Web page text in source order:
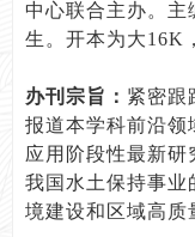
中心联合主办。
生。开本为大16K
办刊宗旨： 紧密跟
报道本学科前沿领
应用阶段性最新研
我国水土保持事业
境建设和区域高质